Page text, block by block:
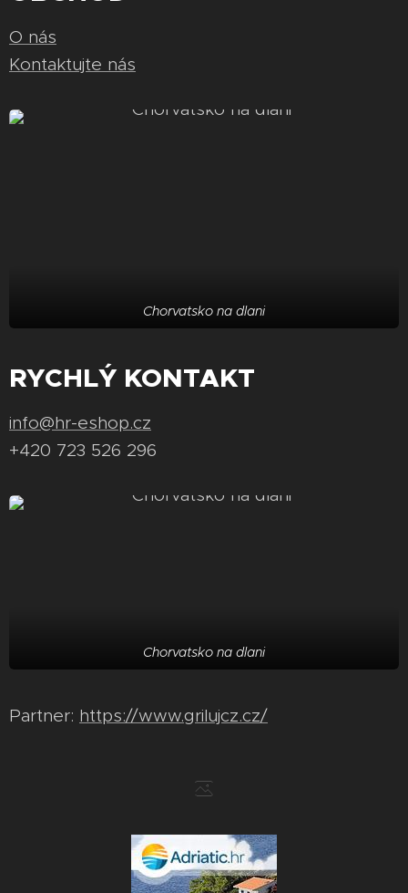
O nás
Kontaktujte nás
Chorvatsko na dlani
RYCHLÝ KONTAKT
info@hr-eshop.cz
+420 723 526 296
Chorvatsko na dlani
Partner: https://www.grilujcz.cz/